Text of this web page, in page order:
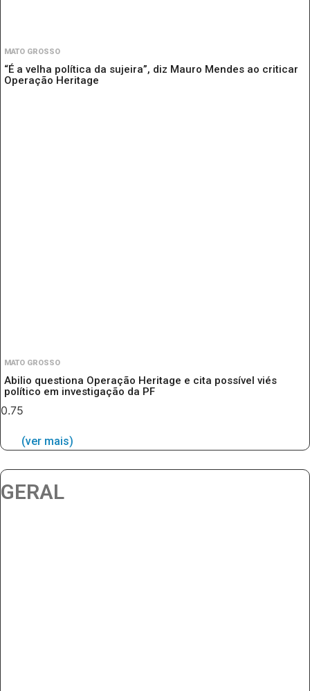
MATO GROSSO
“É a velha política da sujeira”, diz Mauro Mendes ao criticar
Operação Heritage
MATO GROSSO
Abilio questiona Operação Heritage e cita possível viés
político em investigação da PF
(ver mais)
GERAL